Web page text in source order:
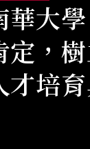
華大
定，
才培